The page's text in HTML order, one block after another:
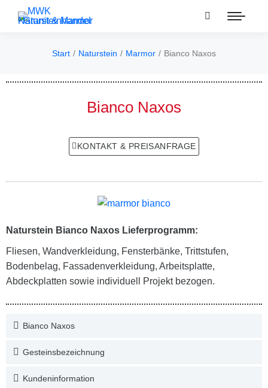
Sie befinden sich hier:
Start Naturstein Marmor Bianco Naxos
Bianco Naxos
KONTAKT & PREISANFRAGE
Naturstein Bianco Naxos Lieferprogramm:
Fliesen, Wandverkleidung, Fensterbänke, Trittstufen,
Bodenbelag, Fassadenverkleidung, Arbeitsplatte,
Abdeckplatten sowie individuell Projekt bezogen.
Bianco Naxos
Gesteinsbezeichnung
Kundeninformation